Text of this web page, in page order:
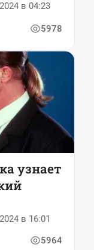
в 04:23
5978
узнает
в 16:01
5964